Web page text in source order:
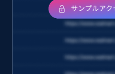
Amazon Reviews
URL, Product name,
rating object, Product
Author name, Asin, and